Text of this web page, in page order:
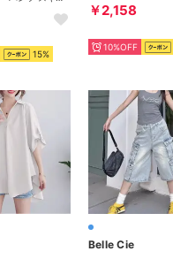
15%
￥2,158
10%OFF
Belle Cie